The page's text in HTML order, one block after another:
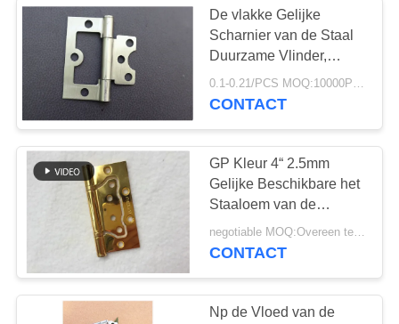
FABRIEKSREIS
KWALITEITSCONTROLE
CONTACTEER
ONS
NIEUWS
SITEMAP
De vlakke Gelijke
Scharnier van de Staal
Duurzame Vlinder,
Spilscharnier voor
Commerciële Deur
0.1-0.21/PCS MOQ:10000PCS
CONTACT
GP Kleur 4“ 2.5mm
Gelijke Beschikbare het
Staaloem van de
Scharnier Op zwaar
werk berekende
negotiable MOQ:Overeen te komen
CONTACT
Np de Vloed van de